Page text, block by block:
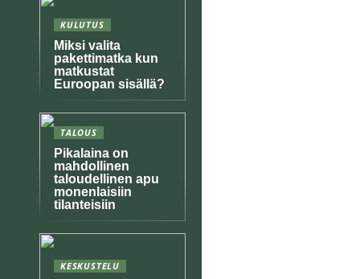
KULUTUS
Miksi valita
pakettimatka kun
matkustat
Euroopan sisällä?
TALOUS
Pikalaina on
mahdollinen
taloudellinen apu
monenlaisiin
tilanteisiin
KESKUSTELU